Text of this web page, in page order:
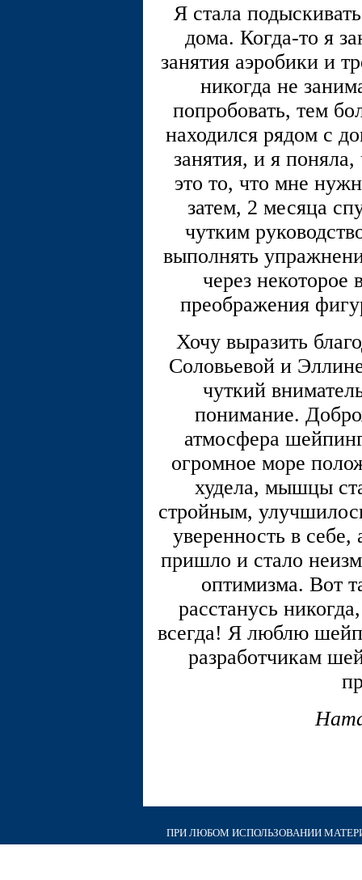
Я стала
дома. Когда-то я
занятия аэробики и
никогда не
попробовать, тем
находился рядом с
занятия, и я
это то, что мне
затем, 2 месяца
чутким
выполнять
через некоторое
преображения
Хочу выразить
Соловьевой и
чуткий
понимание.
атмосфера
огромное море
худела, мышцы
стройным,
уверенность в
пришло и стало
оптимизма. Вот
расстанусь
всегда! Я люблю
разработчикам
ПРИ ЛЮБОМ ИСПОЛЬЗОВАНИИ